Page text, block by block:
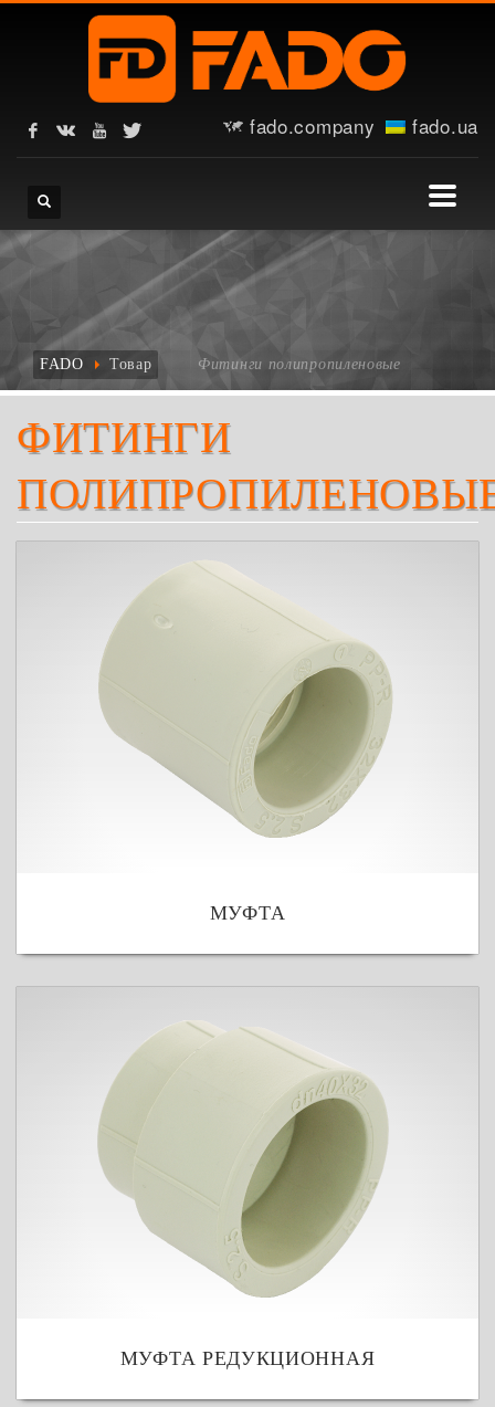
fado.company fado.ua
FADO Товар Фитинги полипропиленовые
ФИТИНГИ
МУФТА
МУФТА РЕДУКЦИОННАЯ